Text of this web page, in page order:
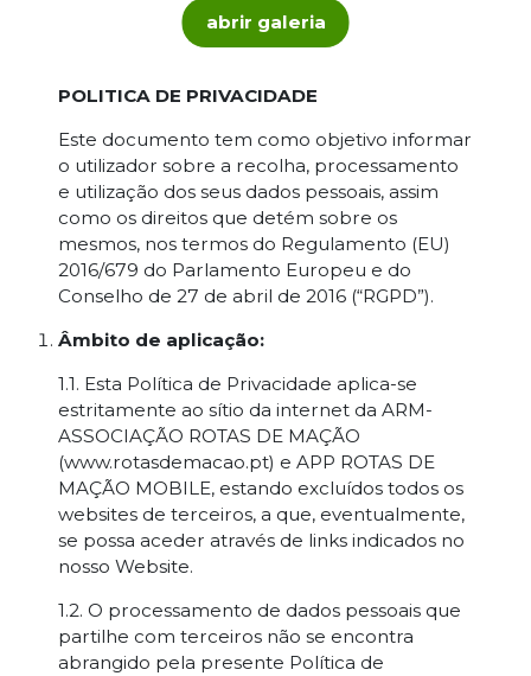
abrir galeria
POLITICA DE PRIVACIDADE
Este documento tem como objetivo informar
o utilizador sobre a recolha, processamento
e utilização dos seus dados pessoais, assim
como os direitos que detém sobre os
mesmos, nos termos do Regulamento (EU)
2016/679 do Parlamento Europeu e do
Conselho de 27 de abril de 2016 (“RGPD”).
Âmbito de aplicação:
1.1. Esta Política de Privacidade aplica-se
estritamente ao sítio da internet da ARM-
ASSOCIAÇÃO ROTAS DE MAÇÃO
(www.rotasdemacao.pt) e APP ROTAS DE
MAÇÃO MOBILE, estando excluídos todos os
websites de terceiros, a que, eventualmente,
se possa aceder através de links indicados no
nosso Website.
1.2. O processamento de dados pessoais que
partilhe com terceiros não se encontra
abrangido pela presente Política de